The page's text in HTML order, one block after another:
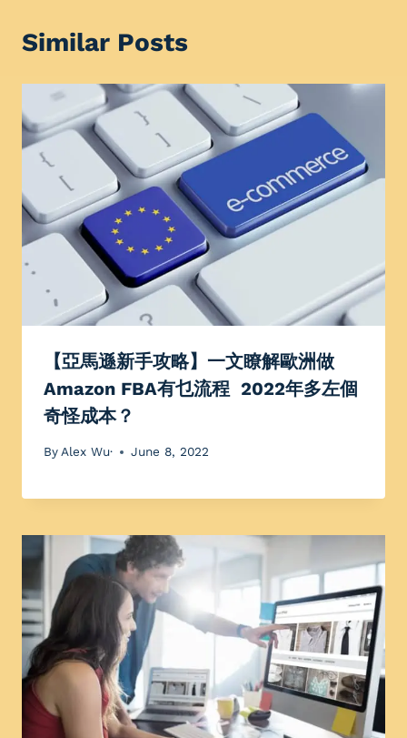
Similar Posts
【亞馬遜新手攻略】一文瞭解歐洲做
Amazon FBA有乜流程 2022年多左個
奇怪成本？
By Alex Wu· June 8, 2022